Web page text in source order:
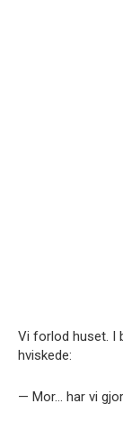
Vi forlod huset. I
hviskede:
— Mor… har vi